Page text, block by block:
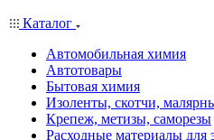
Каталог
Автомобильная химия
Автотовары
Бытовая химия
Изоленты, скотчи,
Крепеж, метизы, саморезы
Расходные материалы для